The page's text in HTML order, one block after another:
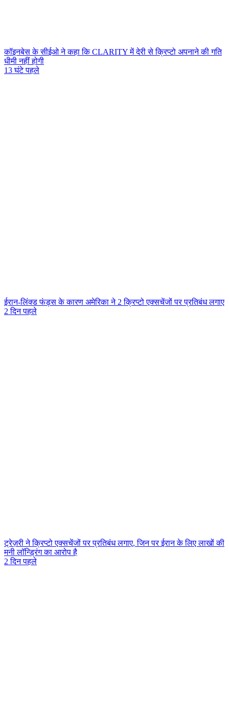
कॉइनबेस के सीईओ ने कहा कि CLARITY में देरी से क्रिप्टो अपनाने की गति
धीमी नहीं होगी
13 घंटे पहले
ईरान-लिंक्ड फंड्स के कारण अमेरिका ने 2 क्रिप्टो एक्सचेंजों पर प्रतिबंध लगाए
2 दिन पहले
ट्रेज़री ने क्रिप्टो एक्सचेंजों पर प्रतिबंध लगाए, जिन पर ईरान के लिए लाखों की
मनी लॉन्ड्रिंग का आरोप है
2 दिन पहले